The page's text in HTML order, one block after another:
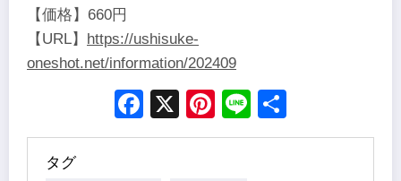
【価格】660円
【URL】 https://ushisuke-
oneshot.net/information/202409
Facebook
X Pinterest
Line
タグ